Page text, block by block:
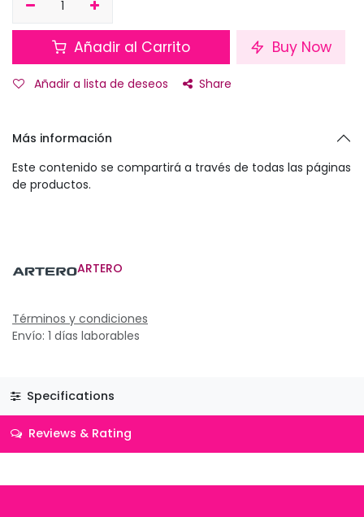
Añadir al Carrito Buy Now
Añadir a lista de deseos Share
Más información
Este contenido se compartirá a través de todas las páginas
de productos.
ARTERO
Términos y condiciones
Envío: 1 días laborables
Specifications
Reviews & Rating